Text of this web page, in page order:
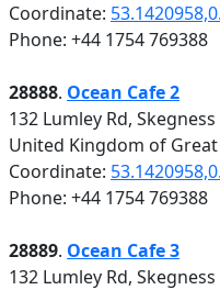
Coordinate:
Phone: +44 1754 769388
28888. Ocean Cafe 2
132 Lumley Rd, Skegness
United Kingdom of
Coordinate:
Phone: +44 1754 769388
28889. Ocean Cafe 3
132 Lumley Rd, Skegness